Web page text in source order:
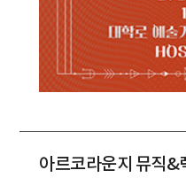
아르코라운지 뮤직&